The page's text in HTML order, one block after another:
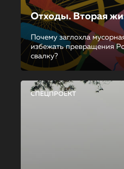
Отходы. Вторая
Почему заглохла
избежать превращения
свалку?
СПЕЦПРОЕКТ